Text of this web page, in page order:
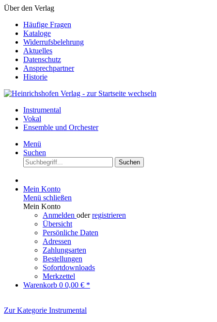
Über den Verlag
Häufige Fragen
Kataloge
Widerrufsbelehrung
Aktuelles
Datenschutz
Ansprechpartner
Historie
Instrumental
Vokal
Ensemble und Orchester
Menü
Suchen
Suchen
Mein Konto
Menü schließen
Mein Konto
Anmelden oderregistrieren
Übersicht
Persönliche Daten
Adressen
Zahlungsarten
Bestellungen
Sofortdownloads
Merkzettel
Warenkorb 0 0,00 € *
Zur Kategorie Instrumental